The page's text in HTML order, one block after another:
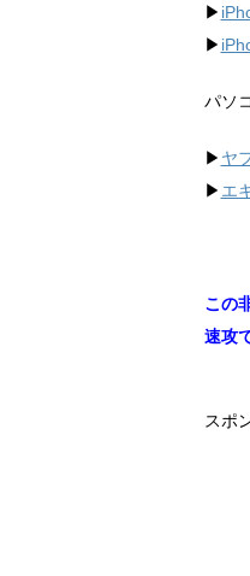
▶︎
▶︎
パソ
▶︎ ヤ
▶︎ エ
この
速攻
スポ